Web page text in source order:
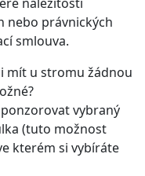
nebo právnických
smlouva.
mít u stromu žádnou
vybraný
(tuto možnost
kterém si vybíráte